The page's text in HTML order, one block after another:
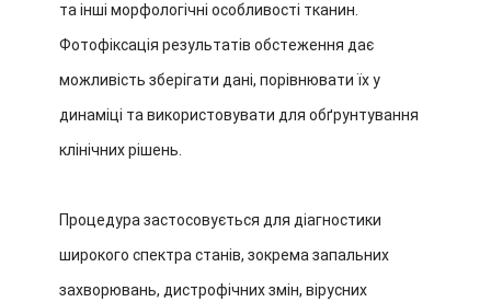
та інші морфологічні особливості тканин.
Фотофіксація результатів обстеження дає
можливість зберігати дані, порівнювати їх у
динаміці та використовувати для обґрунтування
клінічних рішень.
Процедура застосовується для діагностики
широкого спектра станів, зокрема запальних
захворювань, дистрофічних змін, вірусних